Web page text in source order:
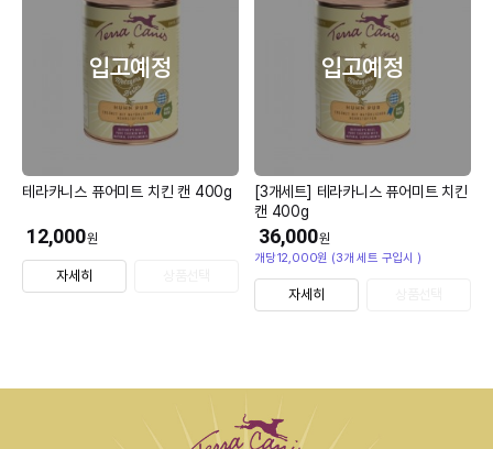
입고예정
테라카니스 퓨어미트 치킨 캔 400g
12,000원
자세히
입고예정
[3개세트] 테라카니스 퓨어미트 치킨
캔 400g
36,000원
개당12,000원 (3개 세트 구입시 )
자세히